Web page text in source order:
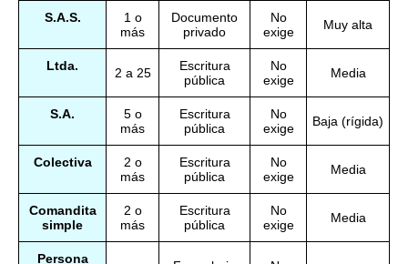
S.A.S.
1 o
más
Documento
privado
No
exige
Muy alta
Ltda. 2 a 25
Escritura
pública
No
exige
Media
S.A.
5 o
más
Escritura
pública
No
exige
Baja (rígida)
Colectiva
2 o
más
Escritura
pública
No
exige
Media
Comandita
simple
2 o
más
Escritura
pública
No
exige
Media
Persona